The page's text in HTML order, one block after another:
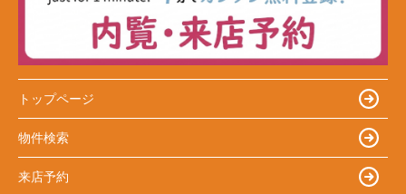
トップページ
物件検索
来店予約